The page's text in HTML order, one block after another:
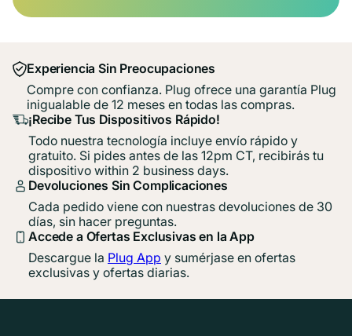
Experiencia Sin Preocupaciones
Compre con confianza. Plug ofrece una garantía Plug
inigualable de 12 meses en todas las compras.
¡Recibe Tus Dispositivos Rápido!
Todo nuestra tecnología incluye envío rápido y
gratuito. Si pides antes de las 12pm CT, recibirás tu
dispositivo within 2 business days.
Devoluciones Sin Complicaciones
Cada pedido viene con nuestras devoluciones de 30
días, sin hacer preguntas.
Accede a Ofertas Exclusivas en la App
Descargue la Plug App y sumérjase en ofertas
exclusivas y ofertas diarias.